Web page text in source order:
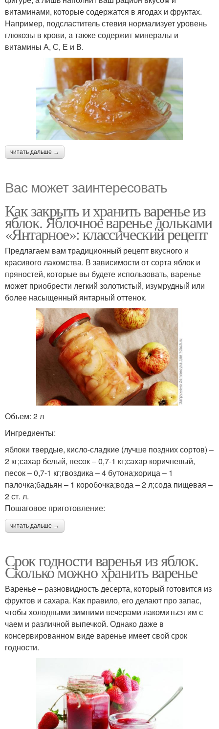
витаминами, которые содержатся в ягодах и фруктах.
Например, подсластитель стевия нормализует уровень
глюкозы в крови, а также содержит минералы и
витамины А, С, Е и В.
читать дальше →
Вас может заинтересовать
Как закрыть и хранить варенье из
яблок. Яблочное варенье дольками
«Янтарное»: классический рецепт
Предлагаем вам традиционный рецепт вкусного и
красивого лакомства. В зависимости от сорта яблок и
пряностей, которые вы будете использовать, варенье
может приобрести легкий золотистый, изумрудный или
более насыщенный янтарный оттенок.
Объем: 2 л
Ингредиенты:
яблоки твердые, кисло-сладкие (лучше поздних сортов) –
2 кг;сахар белый, песок – 0,7-1 кг;сахар коричневый,
песок – 0,7-1 кг;гвоздика – 4 бутона;корица – 1
палочка;бадьян – 1 коробочка;вода – 2 л;сода пищевая –
2 ст. л.
Пошаговое приготовление:
читать дальше →
Срок годности варенья из яблок.
Сколько можно хранить варенье
Варенье – разновидность десерта, который готовится из
фруктов и сахара. Как правило, его делают про запас,
чтобы холодными зимними вечерами лакомиться им с
чаем и различной выпечкой. Однако даже в
консервированном виде варенье имеет свой срок
годности.